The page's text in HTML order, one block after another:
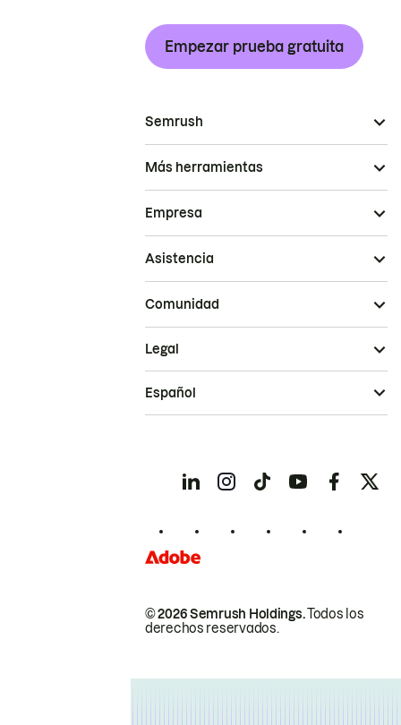
Empezar prueba gratuita
Semrush
Más herramientas
Empresa
Asistencia
Comunidad
© 2026 Semrush Holdings.Todos los
derechos reservados.
Legal
Español